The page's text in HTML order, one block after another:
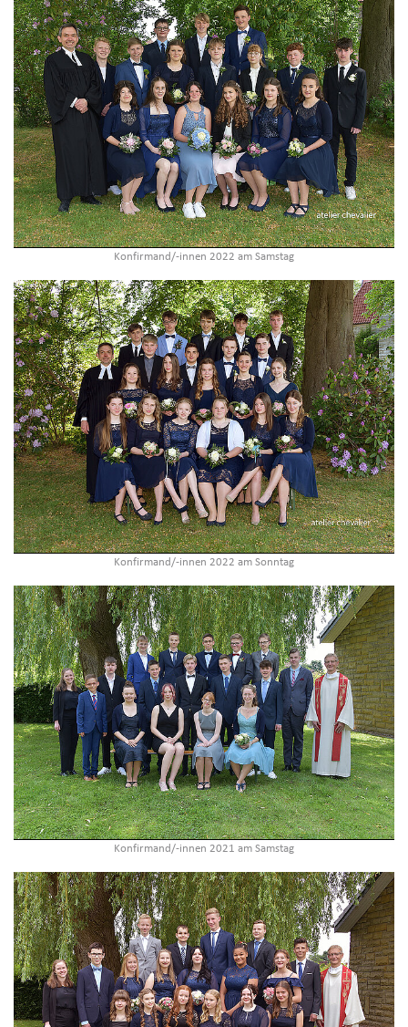
Konfirmand/-innen 2022 am Samstag
Konfirmand/-innen 2022 am Sonntag
Konfirmand/-innen 2021 am Samstag